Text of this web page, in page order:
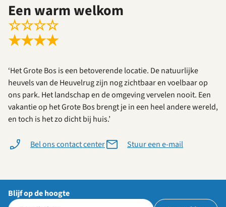
Een warm welkom
☆☆☆☆
★★★★
‘Het Grote Bos is een betoverende locatie. De natuurlijke
heuvels van de Heuvelrug zijn nog zichtbaar en voelbaar op
ons park. Het landschap en de omgeving vervelen nooit. Een
vakantie op het Grote Bos brengt je in een heel andere wereld,
en toch is het zo dicht bij huis.’
Bel ons contact center Stuur een e-mail
Blijf op de hoogte